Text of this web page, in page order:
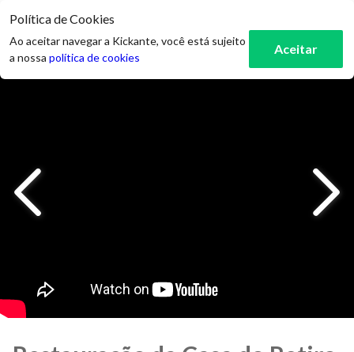
Política de Cookies
Ao aceitar navegar a Kickante, você está sujeito
a nossa política de cookies
Aceitar